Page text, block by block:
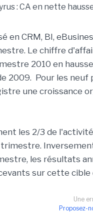
en CRM, BI,
Le chiffre
2010 en
2009. Pour les neuf
une croissance
les 2/3 de
trimestre.
les résultats
sur cette cible
Une
Proposez-